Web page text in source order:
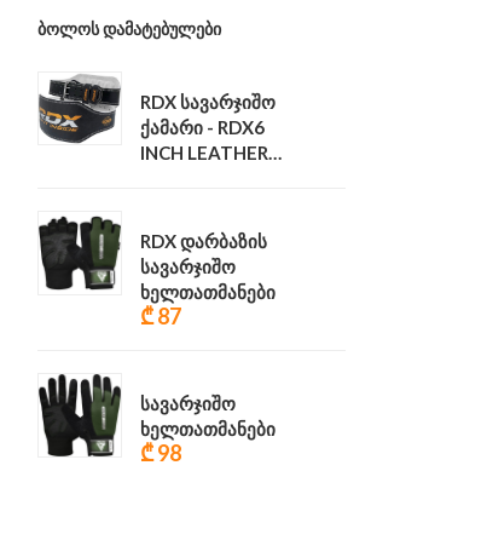
ᲑᲝᲚᲝᲡ ᲓᲐᲛᲐᲢᲔᲑᲣᲚᲔᲑᲘ
RDX სავარჯიშო
ქამარი - RDX6
INCH LEATHER
RDX დარბაზის
სავარჯიშო
ხელთათმანები
₾ 87
სავარჯიშო
ხელთათმანები
₾ 98